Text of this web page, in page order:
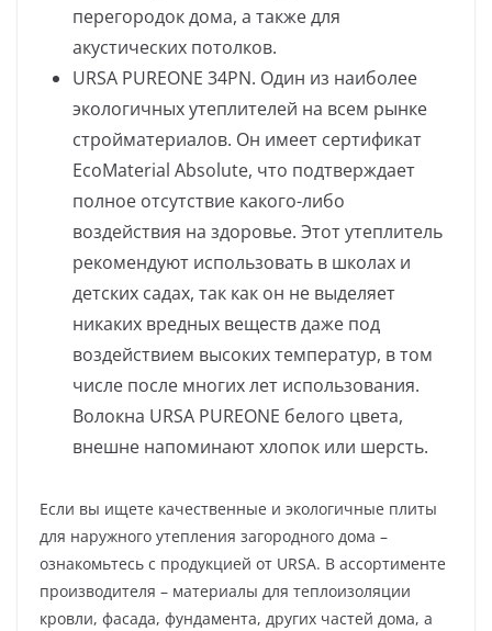
перегородок дома, а также для
акустических потолков.
URSA PUREONE 34PN. Один из наиболее
экологичных утеплителей на всем рынке
стройматериалов. Он имеет сертификат
EcoMaterial Absolute, что подтверждает
полное отсутствие какого-либо
воздействия на здоровье. Этот утеплитель
рекомендуют использовать в школах и
детских садах, так как он не выделяет
никаких вредных веществ даже под
воздействием высоких температур, в том
числе после многих лет использования.
Волокна URSA PUREONE белого цвета,
внешне напоминают хлопок или шерсть.
Если вы ищете качественные и экологичные плиты
для наружного утепления загородного дома –
ознакомьтесь с продукцией от URSA. В ассортименте
производителя – материалы для теплоизоляции
кровли, фасада, фундамента, других частей дома, а